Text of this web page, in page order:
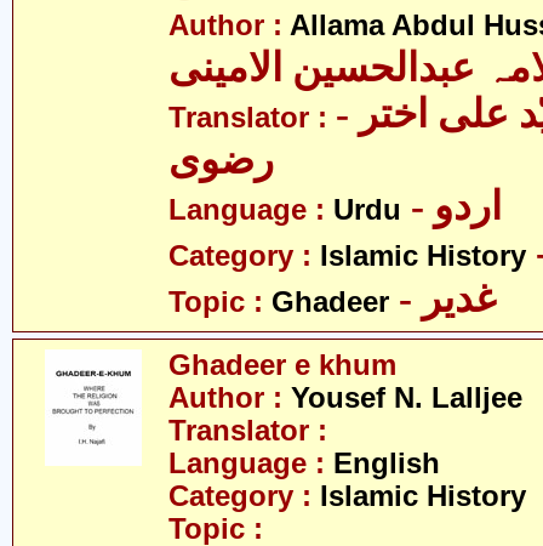
Author : Allama Abdul
عبدالحسین الامینی
Translator : - مولانا سیّد علی اختر
رضوی
Language : Urdu - اردو
Category : Islamic History
Topic : Ghadeer - غدیر
Ghadeer e khum
Author : Yousef N. Lalljee
Translator :
Language : English
Category : Islamic History
Topic :